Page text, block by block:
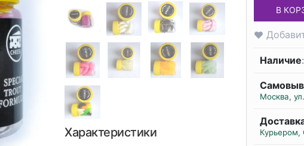
Характеристики
В
Наличие:
Москва,
Курьером,